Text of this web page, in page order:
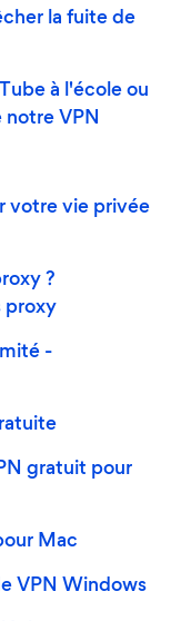
la fuite de
à l'école ou
notre VPN
votre vie privée
?
proxy
-
gratuit pour
Mac
VPN Windows